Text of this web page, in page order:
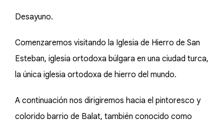
Desayuno.
Comenzaremos visitando la Iglesia de Hierro de San
Esteban, iglesia ortodoxa búlgara en una ciudad turca,
la única iglesia ortodoxa de hierro del mundo.
A continuación nos dirigiremos hacia el pintoresco y
colorido barrio de Balat, también conocido como